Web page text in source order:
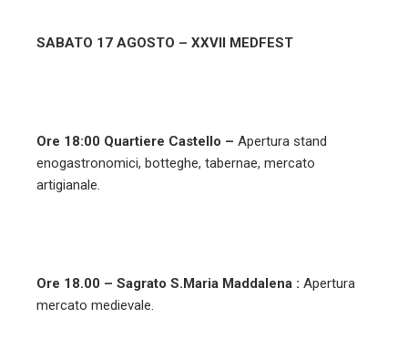
SABATO 17 AGOSTO – XXVII MEDFEST
Ore 18:00 Quartiere Castello – Apertura stand
enogastronomici, botteghe, tabernae, mercato
artigianale.
Ore 18.00 – Sagrato S.Maria Maddalena : Apertura
mercato medievale.